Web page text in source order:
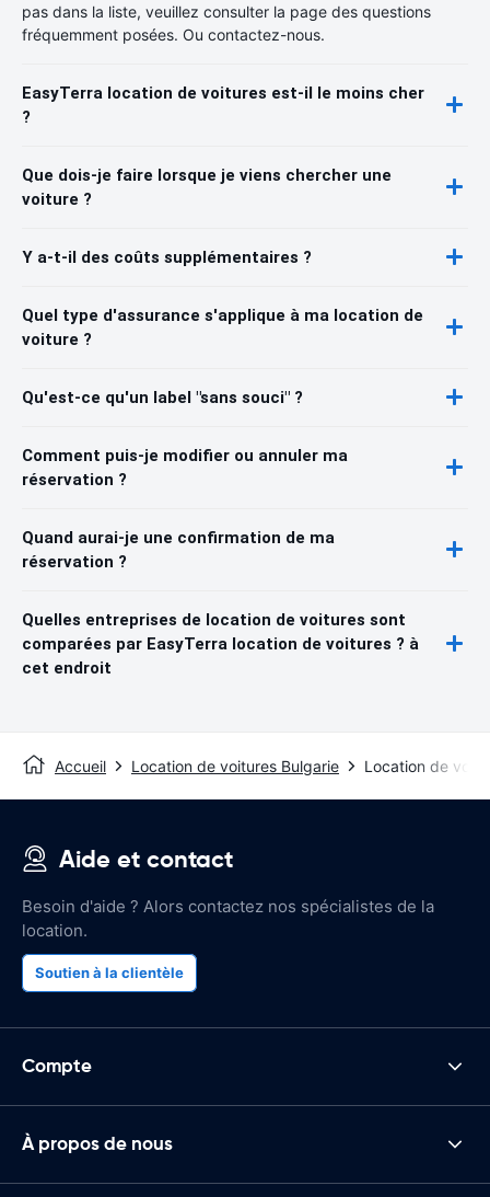
pas dans la liste, veuillez consulter la page des questions
fréquemment posées. Ou contactez-nous.
EasyTerra location de voitures est-il le moins cher
?
Que dois-je faire lorsque je viens chercher une
voiture ?
Y a-t-il des coûts supplémentaires ?
Quel type d'assurance s'applique à ma location de
voiture ?
Qu'est-ce qu'un label "sans souci" ?
Comment puis-je modifier ou annuler ma
réservation ?
Quand aurai-je une confirmation de ma
réservation ?
Quelles entreprises de location de voitures sont
comparées par EasyTerra location de voitures ? à
cet endroit
Accueil Location de voitures Bulgarie Location de
Aide et contact
Besoin d'aide ? Alors contactez nos spécialistes de la
location.
Soutien à la clientèle
Compte
À propos de nous